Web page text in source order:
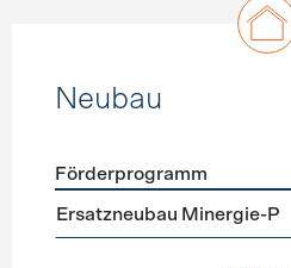
Neubau
Förderprogramme Neubau
Förderprogramm
Ersatzneubau Minergie-P